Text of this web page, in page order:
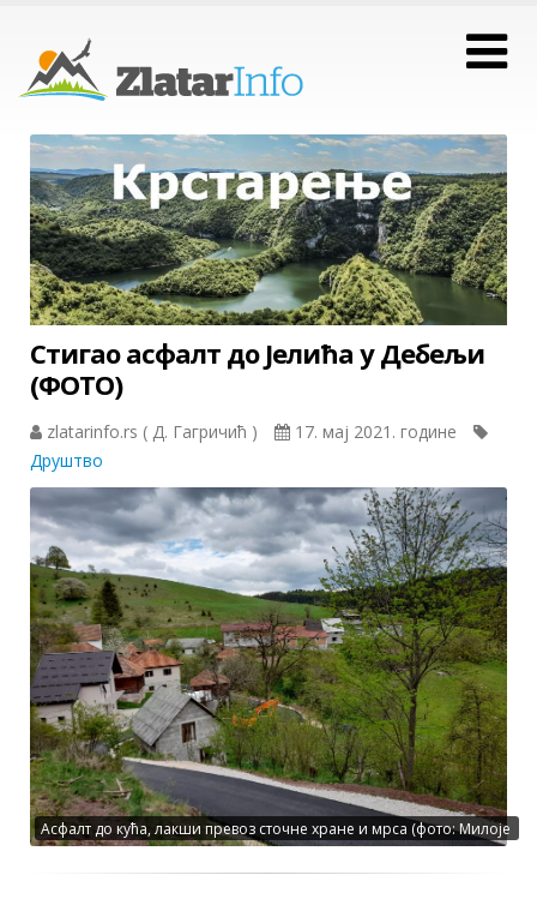
Стигао асфалт до Јелића у Дебељи
(ФОТО)
zlatarinfo.rs ( Д. Гагричић )
17. мај 2021. године
Друштво
Асфалт до кућа, лакши превоз сточне хране и мрса (фото: Милоје